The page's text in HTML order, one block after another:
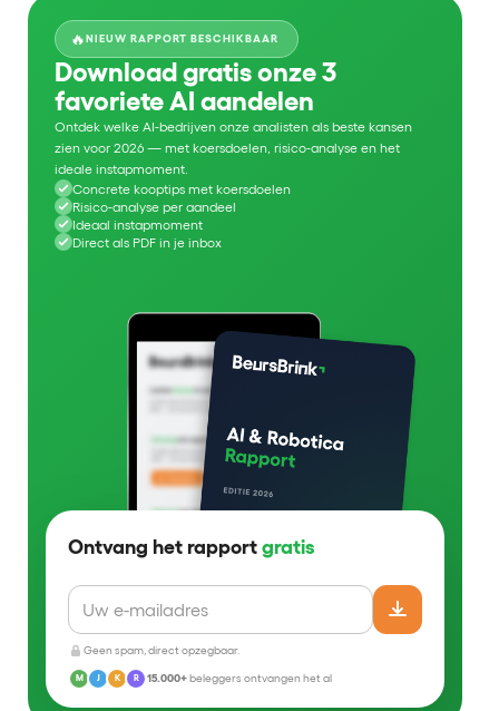
🔥NIEUW RAPPORT BESCHIKBAAR
Download gratis onze 3
favoriete AI aandelen
Ontdek welke AI-bedrijven onze analisten als beste kansen
zien voor 2026 — met koersdoelen, risico-analyse en het
ideale instapmoment.
Concrete kooptips met koersdoelen
Risico-analyse per aandeel
Ideaal instapmoment
Direct als PDF in je inbox
Ontvang het rapport gratis
Geen spam, direct opzegbaar.
M J K R 15.000+beleggers ontvangen het al